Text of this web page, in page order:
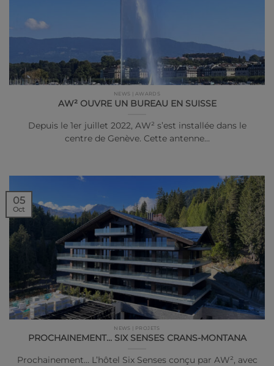
NEWS | AWARDS
AW² OUVRE UN BUREAU EN SUISSE
Depuis le 1er juillet 2022, AW² s’est installée dans le
centre de Genève. Cette antenne…
NEWS | PROJETS
PROCHAINEMENT… SIX SENSES CRANS-MONTANA
Prochainement… L’hôtel Six Senses conçu par AW², avec
05
Oct